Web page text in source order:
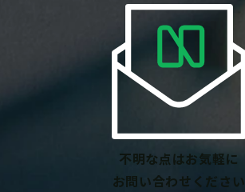
不明な点はお気軽に
お問い合わせください